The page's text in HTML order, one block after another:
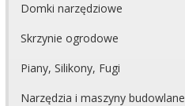
Domki narzędziowe
Skrzynie ogrodowe
Piany, Silikony, Fugi
Narzędzia i maszyny budowlane